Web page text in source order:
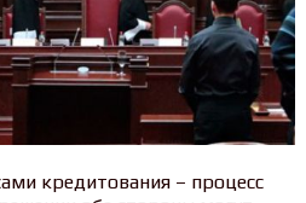
кредитования – процесс